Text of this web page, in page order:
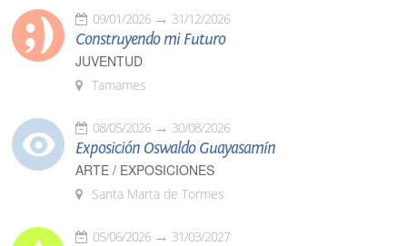
09/01/2026 31/12/2026
Construyendo mi Futuro
JUVENTUD
Tamames
08/05/2026 30/08/2026
Exposición Oswaldo Guayasamín
ARTE / EXPOSICIONES
Santa Marta de Tormes
05/06/2026 31/03/2027